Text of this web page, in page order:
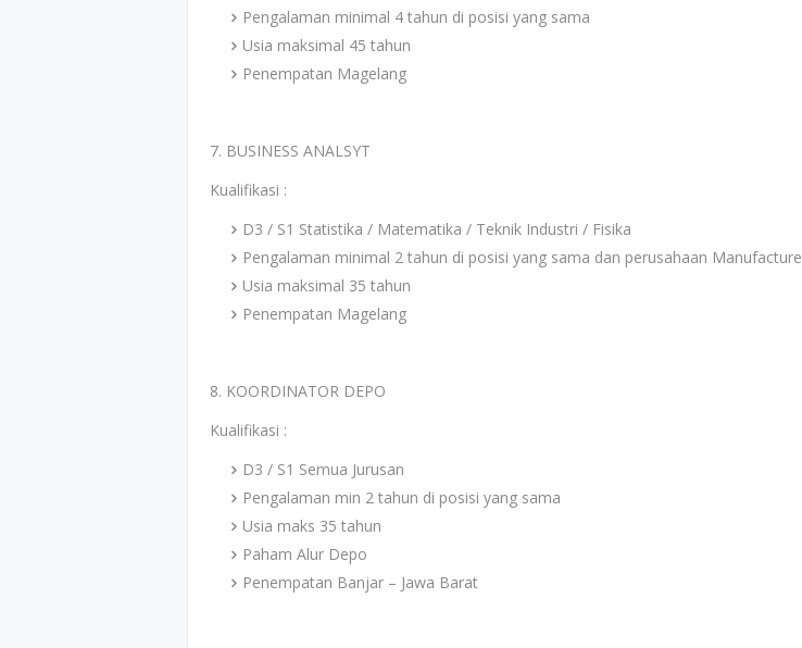
Pengalaman minimal 4 tahun di posisi yang sama
Usia maksimal 45 tahun
Penempatan Magelang
7. BUSINESS ANALSYT
Kualifikasi :
D3 / S1 Statistika / Matematika / Teknik Industri / Fisika
Pengalaman minimal 2 tahun di posisi yang sama dan perusahaan Manufacture
Usia maksimal 35 tahun
Penempatan Magelang
8. KOORDINATOR DEPO
Kualifikasi :
D3 / S1 Semua Jurusan
Pengalaman min 2 tahun di posisi yang sama
Usia maks 35 tahun
Paham Alur Depo
Penempatan Banjar – Jawa Barat